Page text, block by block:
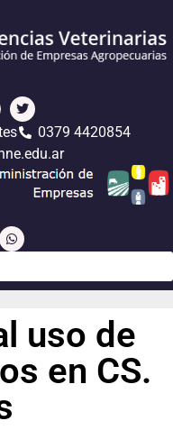
0379 4420854
uso de
en CS.